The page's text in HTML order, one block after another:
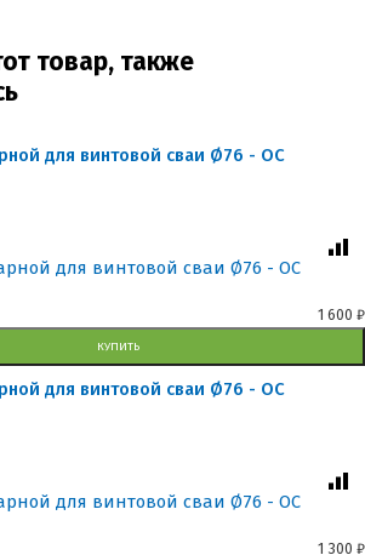
товар, также
для винтовой сваи Ø76 - ОС
1 600 ₽
КУПИТЬ
для винтовой сваи Ø76 - ОС
1 300 ₽